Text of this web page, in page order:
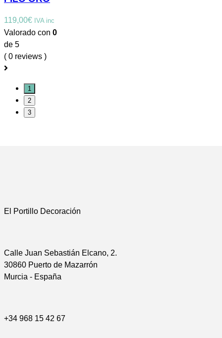
119,00€ IVA inc
Valorado con 0
de 5
( 0 reviews )
1
2
3
El Portillo Decoración
Calle Juan Sebastián Elcano, 2.
30860 Puerto de Mazarrón
Murcia - España
+34 968 15 42 67